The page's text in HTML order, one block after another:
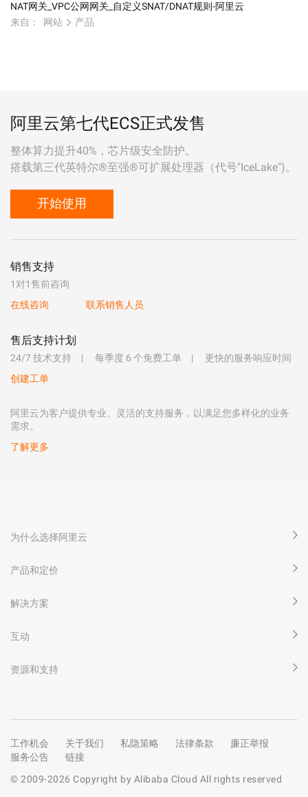
NAT网关_VPC公网网关_自定义SNAT/DNAT规则-阿里云
来自：
网站 产品
阿里云第七代ECS正式发售
整体算力提升40%，芯片级安全防护。
搭载第三代英特尔®至强®可扩展处理器（代号"IceLake")。
开始使用
销售支持
1对1售前咨询
在线咨询
联系销售人员
售后支持计划
24/7 技术支持 每季度 6 个免费工单
更快的服务响应时间
创建工单
阿里云为客户提供专业、灵活的支持服务，以满足您多样化的业务
需求。
了解更多
为什么选择阿里云
产品和定价
解决方案
互动
资源和支持
工作机会 关于我们 私隐策略 法律条款
廉正举报
服务公告
链接
© 2009-2026 Copyright by Alibaba Cloud All rights reserved